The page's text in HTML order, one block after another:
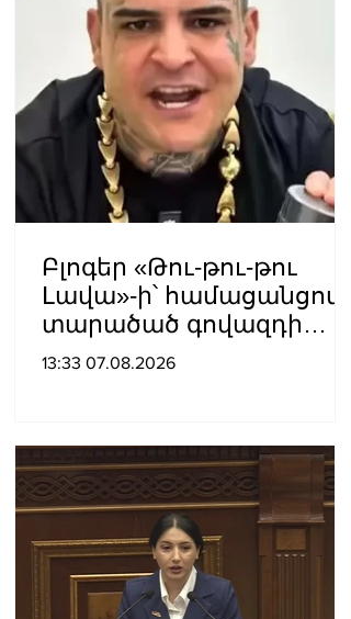
Բլոգեր «Թու-թու-թու
Լավա»-ի՝ համացանցով
տարածած գովազդի
կեղծ լինելու մասին
փոխանցվել են
քննչական բաժին
13:33 07.08.2026